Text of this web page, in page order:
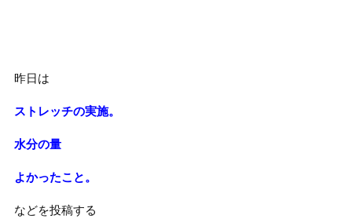
昨日は
ストレッチの実施。
水分の量
よかったこと。
などを投稿する